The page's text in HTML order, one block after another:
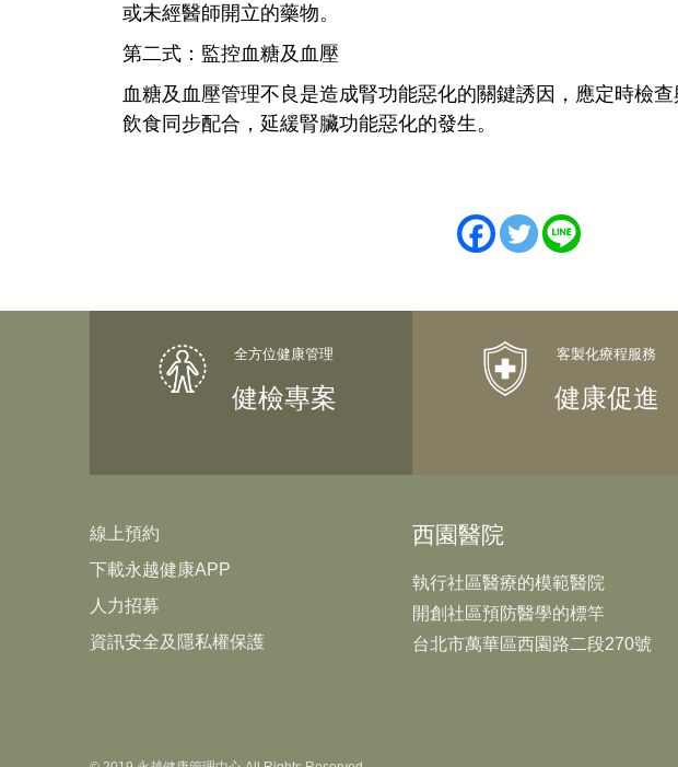
或未經醫師開立的藥物。
第二式：監控血糖及血壓
血糖及血壓管理不良是造成腎功能惡化的關鍵誘因，應定時檢
飲食同步配合，延緩腎臟功能惡化的發生。
健檢專案 健康促進
線上預約
下載永越健康APP
人力招募
資訊安全及隱私權保護
西園醫院
執行社區醫療的模範醫院
開創社區預防醫學的標竿
台北市萬華區西園路二段270號